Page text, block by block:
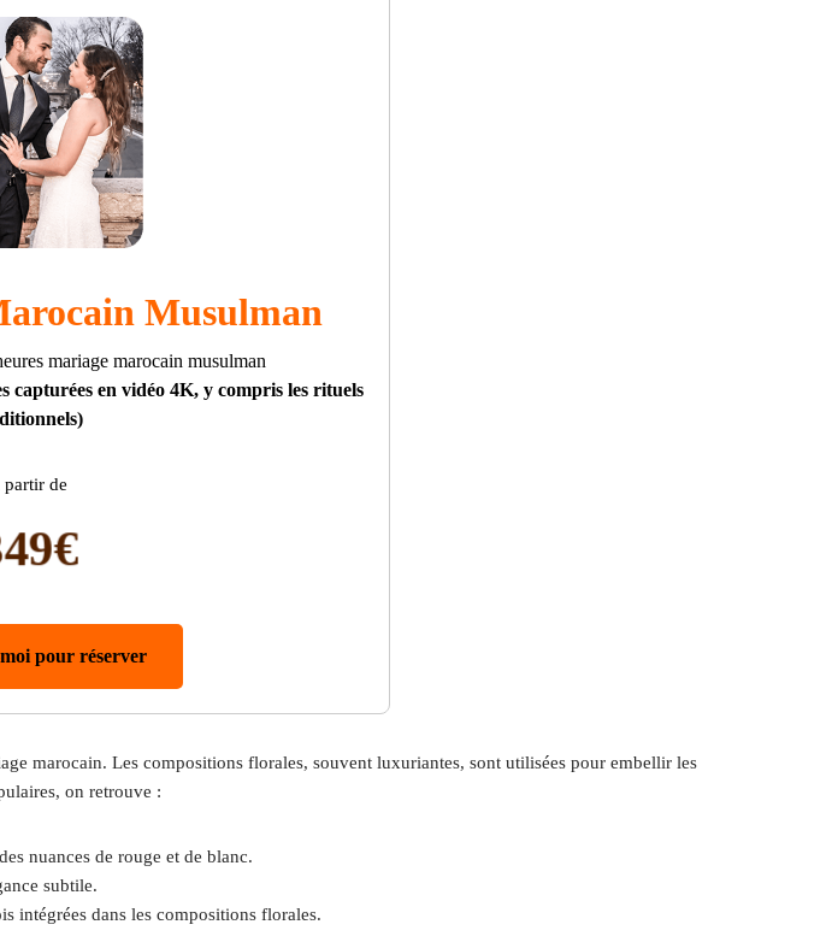
Musulman
mariage marocain musulman
capturées en vidéo 4K, y compris les rituels
partir de
pour réserver
marocain. Les compositions florales, souvent luxuriantes, sont utilisées pour embellir les
on retrouve :
nuances de rouge et de blanc.
subtile.
intégrées dans les compositions florales.